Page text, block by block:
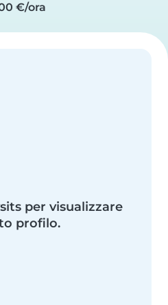
€/ora
per visualizzare
profilo.